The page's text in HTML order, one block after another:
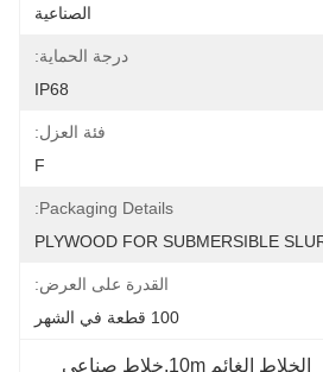
الصناعية
درجة الحماية:
IP68
فئة العزل:
F
Packaging Details:
PLYWOOD FOR SUBMERSIBLE
القدرة على العرض:
100 قطعة في الشهر